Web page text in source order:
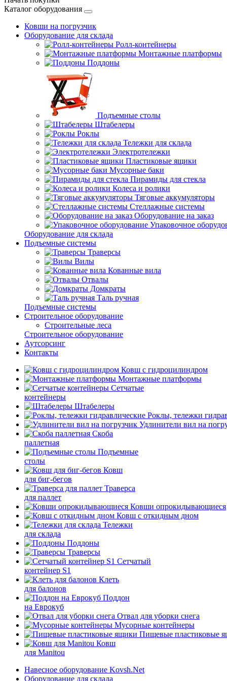
Каталог оборудования
Ковши на погрузчик
Оборудование для склада
Ролл-контейнеры
Монтажные платформы
Поддоны
Подъемные столы
Штабелеры
Роклы
Тележки для склада
Электротележки
Пластиковые ящики
Мусорные баки
Пирамиды для стекла
Колеса и ролики
Тяговые аккумуляторы
Стеллажные системы
Оборудование на заказ
Упаковочное
Оборудование для склада
Подъемные системы
Траверсы
Вилы
Кованные вила
Отвалы
Домкраты
Таль ручная
Подъемные системы
Строительное оборудование
Строительные леса
Строительное оборудование
Аутсорсинг
Контакты
Ковш с гидроцилиндром
Монтажные платформы
Сетчатые
контейнеры
Штабелеры
Роклы, тележки
Удлинители вил на
Скоба
паллетная
Подъемные
столы
Ковш
для биг-бегов
Траверса
для паллет
Ковши опрокидывающиеся
Ковш с откидным дном
Тележки
для склада
Поддоны
Траверсы
Сетчатый
контейнер S1
Клеть
для балонов
Поддон
на Еврокуб
Отвал для уборки снега
Мусорные контейнеры
Пищевые пластиковые
Ковш
для Manitou
Навесное оборудование Kovsh.Net
Оборудование для склада